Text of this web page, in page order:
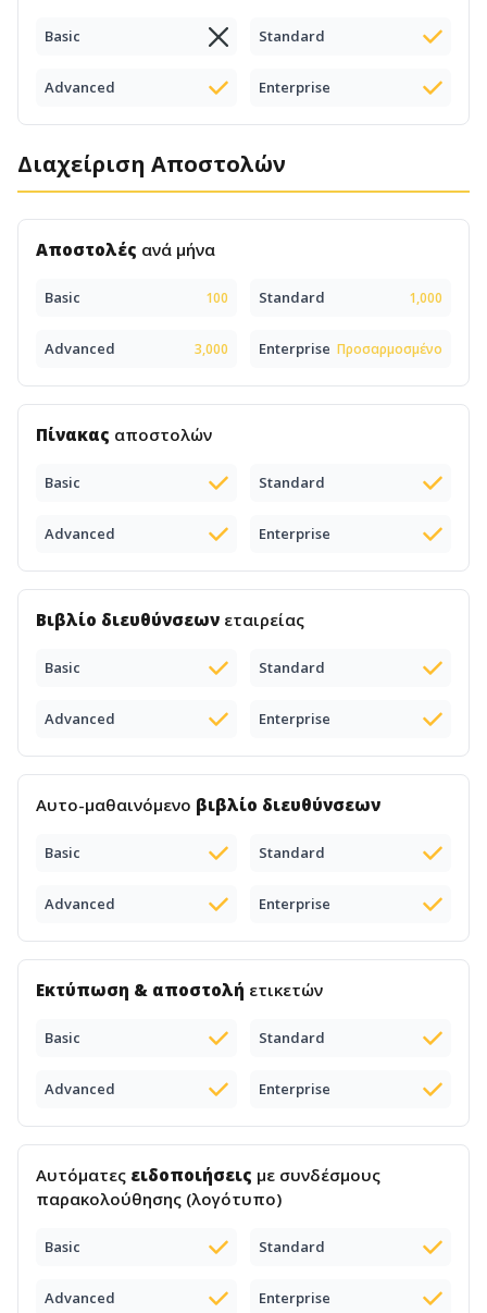
Basic Standard
Advanced Enterprise
Διαχείριση Αποστολών
Αποστολές ανά μήνα
Basic 100 Standard 1,000
Advanced 3,000 Enterprise Προσαρμοσμένο
Πίνακας αποστολών
Basic Standard
Advanced Enterprise
Βιβλίο διευθύνσεων εταιρείας
Basic Standard
Advanced Enterprise
Αυτο-μαθαινόμενο βιβλίο διευθύνσεων
Basic Standard
Advanced Enterprise
Εκτύπωση & αποστολή ετικετών
Basic Standard
Advanced Enterprise
Αυτόματες ειδοποιήσεις με συνδέσμους
παρακολούθησης (λογότυπο)
Basic Standard
Advanced Enterprise